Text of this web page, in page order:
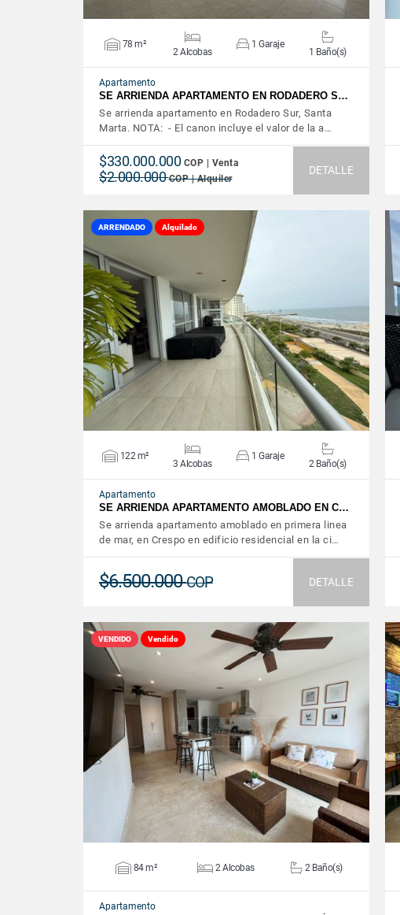
78 m²
2 Alcobas
1 Garaje
1 Baño(s)
Apartamento
SE ARRIENDA APARTAMENTO EN RODADERO S…
Se arrienda apartamento en Rodadero Sur, Santa
Marta. NOTA: - El canon incluye el valor de la a…
$330.000.000 COP | Venta
$2.000.000COP | Alquiler
DETALLE
ARRENDADO Alquilado
VER DETALLES
122 m²
3 Alcobas
1 Garaje
2 Baño(s)
Apartamento
SE ARRIENDA APARTAMENTO AMOBLADO EN C…
Se arrienda apartamento amoblado en primera linea
de mar, en Crespo en edificio residencial en la ci…
$6.500.000COP DETALLE
VENDIDO Vendido
VER DETALLES
84 m² 2 Alcobas 2 Baño(s)
Apartamento